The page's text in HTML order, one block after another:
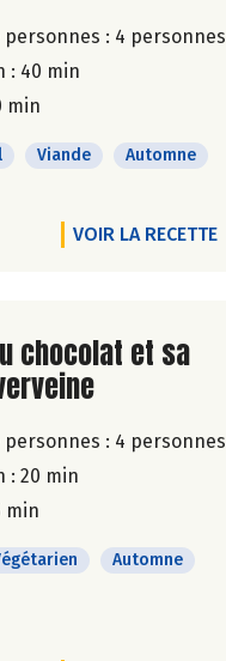
: 4 personnes
: 40 min
min
Viande Automne
VOIR LA RECETTE
de la recette
chocolat et sa
: 4 personnes
: 20 min
min
Automne